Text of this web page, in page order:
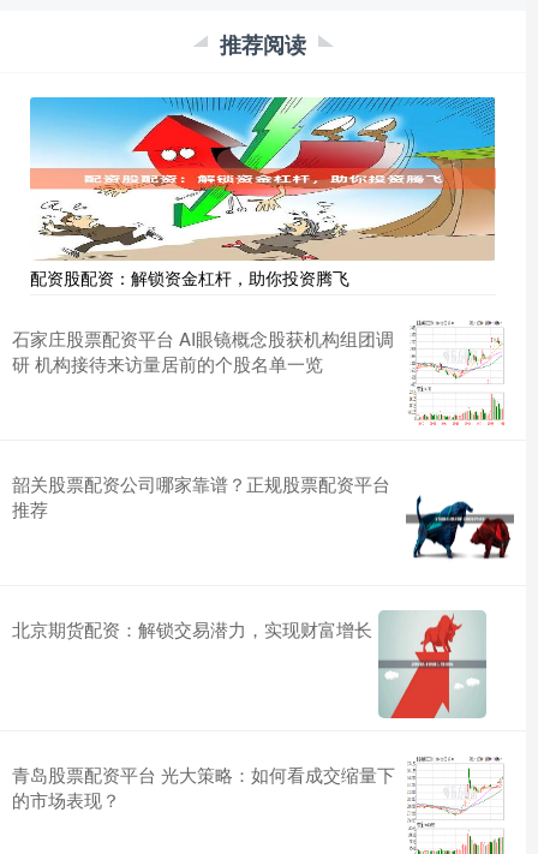
推荐阅读
配资股配资：解锁资金杠杆，助你投资腾飞
石家庄股票配资平台 AI眼镜概念股获机构组团调
研 机构接待来访量居前的个股名单一览
韶关股票配资公司哪家靠谱？正规股票配资平台
推荐
北京期货配资：解锁交易潜力，实现财富增长
青岛股票配资平台 光大策略：如何看成交缩量下
的市场表现？